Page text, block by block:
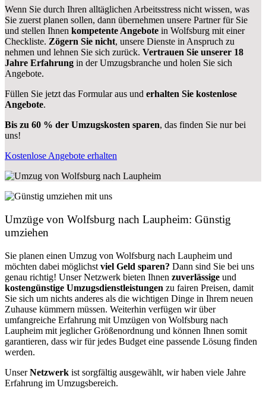
Wenn Sie durch Ihren alltäglichen Arbeitsstress nicht wissen, was
Sie zuerst planen sollen, dann übernehmen unsere Partner für Sie
und stellen Ihnen kompetente Angebote in Wolfsburg mit einer
Checkliste. Zögern Sie nicht, unsere Dienste in Anspruch zu
nehmen und lehnen Sie sich zurück. Vertrauen Sie unserer 18
Jahre Erfahrung in der Umzugsbranche und holen Sie sich
Angebote.
Füllen Sie jetzt das Formular aus und erhalten Sie kostenlose
Angebote.
Bis zu 60 % der Umzugskosten sparen, das finden Sie nur bei
uns!
Kostenlose Angebote erhalten
Umzüge von Wolfsburg nach Laupheim: Günstig
umziehen
Sie planen einen Umzug von Wolfsburg nach Laupheim und
möchten dabei möglichst viel Geld sparen? Dann sind Sie bei uns
genau richtig! Unser Netzwerk bieten Ihnen zuverlässige und
kostengünstige Umzugsdienstleistungen zu fairen Preisen, damit
Sie sich um nichts anderes als die wichtigen Dinge in Ihrem neuen
Zuhause kümmern müssen. Weiterhin verfügen wir über
umfangreiche Erfahrung mit Umzügen von Wolfsburg nach
Laupheim mit jeglicher Größenordnung und können Ihnen somit
garantieren, dass wir für jedes Budget eine passende Lösung finden
werden.
UnserNetzwerk ist sorgfältig ausgewählt, wir haben viele Jahre
Erfahrung im Umzugsbereich.